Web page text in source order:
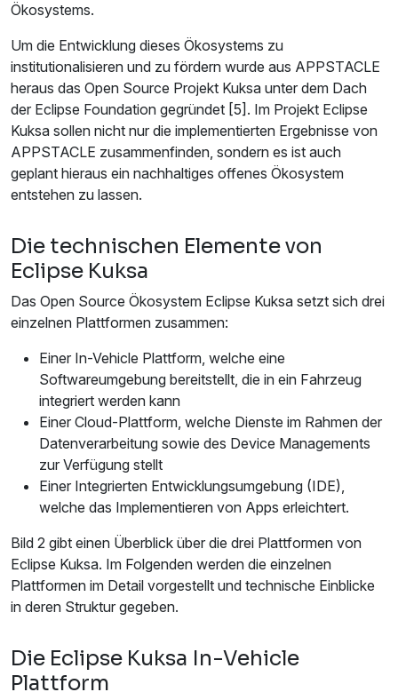
Ökosystems.
Um die Entwicklung dieses Ökosystems zu
institutionalisieren und zu fördern wurde aus APPSTACLE
heraus das Open Source Projekt Kuksa unter dem Dach
der Eclipse Foundation gegründet [5]. Im Projekt Eclipse
Kuksa sollen nicht nur die implementierten Ergebnisse von
APPSTACLE zusammenfinden, sondern es ist auch
geplant hieraus ein nachhaltiges offenes Ökosystem
entstehen zu lassen.
Die technischen Elemente von
Eclipse Kuksa
Das Open Source Ökosystem Eclipse Kuksa setzt sich drei
einzelnen Plattformen zusammen:
Einer In-Vehicle Plattform, welche eine
Softwareumgebung bereitstellt, die in ein Fahrzeug
integriert werden kann
Einer Cloud-Plattform, welche Dienste im Rahmen der
Datenverarbeitung sowie des Device Managements
zur Verfügung stellt
Einer Integrierten Entwicklungsumgebung (IDE),
welche das Implementieren von Apps erleichtert.
Bild 2 gibt einen Überblick über die drei Plattformen von
Eclipse Kuksa. Im Folgenden werden die einzelnen
Plattformen im Detail vorgestellt und technische Einblicke
in deren Struktur gegeben.
Die Eclipse Kuksa In-Vehicle
Plattform